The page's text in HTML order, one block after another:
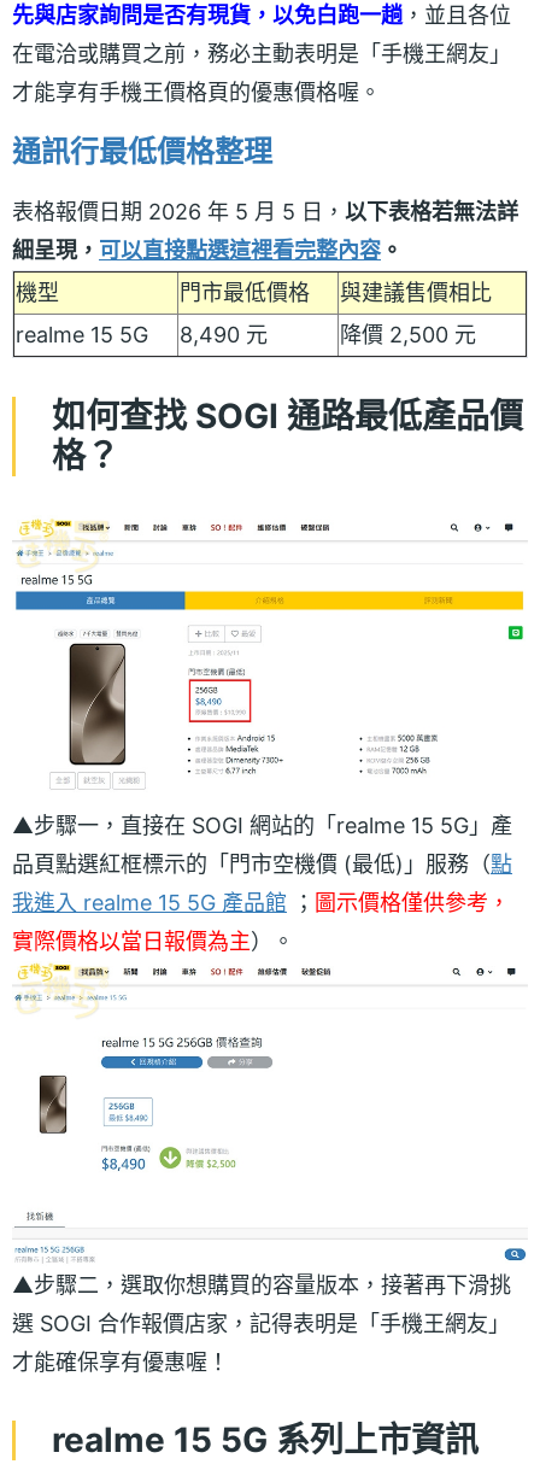
先與店家詢問是否有現貨，以免白跑一趟 ，並且各位
在電洽或購買之前，務必主動表明是「手機王網友」
才能享有手機王價格頁的優惠價格喔。
通訊行最低價格整理
表格報價日期 2026 年 5 月 5 日， 以下表格若無法詳
細呈現， 可以直接點選這裡看完整內容 。
機型
門市最低價格
與建議售價相比
realme 15 5G
8,490 元 降價 2,500 元
如何查找 SOGI 通路最低產品價
格？
▲步驟一，直接在 SOGI 網站的「realme 15 5G」產
品頁點選紅框標示的「門市空機價 (最低)」服務（點
我進入 realme 15 5G 產品館 ； 圖示價格僅供參考，
實際價格以當日報價為主）。
▲步驟二，選取你想購買的容量版本，接著再下滑挑
選 SOGI 合作報價店家，記得表明是「手機王網友」
才能確保享有優惠喔！
realme 15 5G 系列上市資訊